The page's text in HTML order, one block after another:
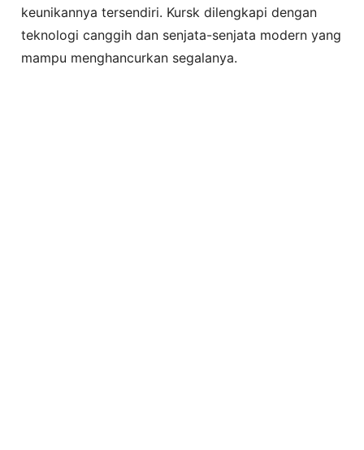
keunikannya tersendiri. Kursk dilengkapi dengan
teknologi canggih dan senjata-senjata modern yang
mampu menghancurkan segalanya.